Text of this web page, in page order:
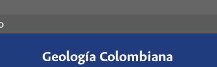
Geología Colombiana